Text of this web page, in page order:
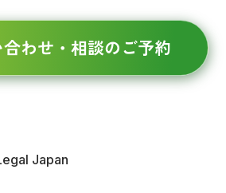
合わせ・相談のご予約